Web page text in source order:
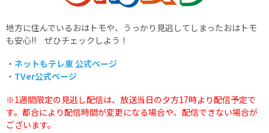
地方に住んでいるおはトモや、うっかり見逃してしまったおはトモ
も安心!! ぜひチェックしよう！
・ ネットもテレ東 公式ページ
・ TVer公式ページ
※1週間限定の見逃し配信は、放送当日の夕方17時より配信予定で
す。都合により配信時間が変更になる場合や、配信できない場合が
ございます。